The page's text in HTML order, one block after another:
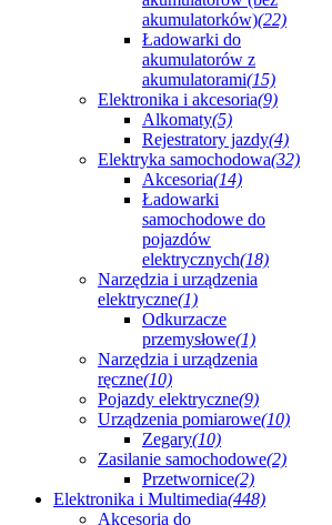
akumulatorków)(22)
Ładowarki do
akumulatorów z
akumulatorami(15)
Elektronika i akcesoria(9)
Alkomaty(5)
Rejestratory jazdy(4)
Elektryka samochodowa(32)
Akcesoria(14)
Ładowarki
samochodowe do
pojazdów
elektrycznych(18)
Narzędzia i urządzenia
elektryczne(1)
Odkurzacze
przemysłowe(1)
Narzędzia i urządzenia
ręczne(10)
Pojazdy elektryczne(9)
Urządzenia pomiarowe(10)
Zegary(10)
Zasilanie samochodowe(2)
Przetwornice(2)
Elektronika i Multimedia(448)
Akcesoria do